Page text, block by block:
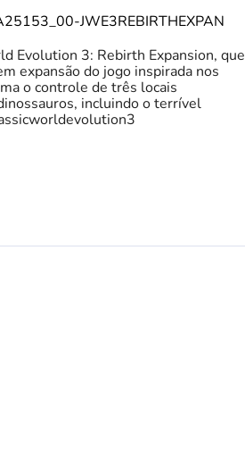
JWE3REBIRTHEXPAN
Evolution 3: Rebirth Expansion, que
expansão do jogo inspirada nos
o controle de três locais
incluindo o terrível